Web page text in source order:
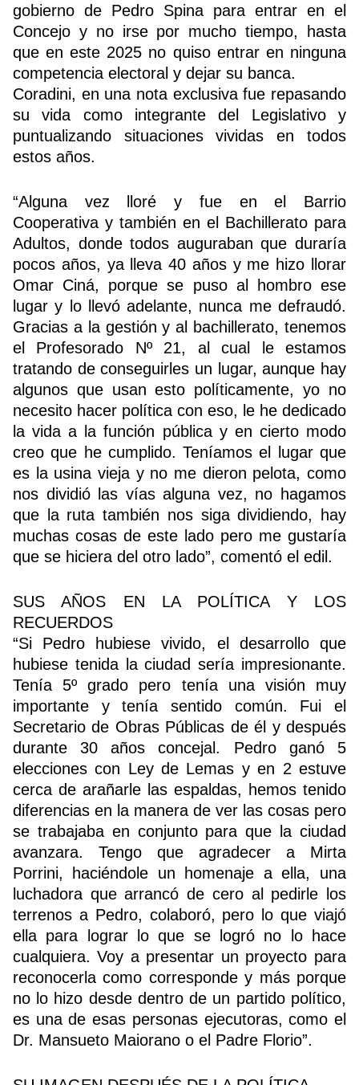
gobierno de Pedro Spina para entrar en el
Concejo y no irse por mucho tiempo, hasta
que en este 2025 no quiso entrar en ninguna
competencia electoral y dejar su banca.
Coradini, en una nota exclusiva fue repasando
su vida como integrante del Legislativo y
puntualizando situaciones vividas en todos
estos años.
“Alguna vez lloré y fue en el Barrio
Cooperativa y también en el Bachillerato para
Adultos, donde todos auguraban que duraría
pocos años, ya lleva 40 años y me hizo llorar
Omar Ciná, porque se puso al hombro ese
lugar y lo llevó adelante, nunca me defraudó.
Gracias a la gestión y al bachillerato, tenemos
el Profesorado Nº 21, al cual le estamos
tratando de conseguirles un lugar, aunque hay
algunos que usan esto políticamente, yo no
necesito hacer política con eso, le he dedicado
la vida a la función pública y en cierto modo
creo que he cumplido. Teníamos el lugar que
es la usina vieja y no me dieron pelota, como
nos dividió las vías alguna vez, no hagamos
que la ruta también nos siga dividiendo, hay
muchas cosas de este lado pero me gustaría
que se hiciera del otro lado”, comentó el edil.
SUS AÑOS EN LA POLÍTICA Y LOS
RECUERDOS
“Si Pedro hubiese vivido, el desarrollo que
hubiese tenida la ciudad sería impresionante.
Tenía 5º grado pero tenía una visión muy
importante y tenía sentido común. Fui el
Secretario de Obras Públicas de él y después
durante 30 años concejal. Pedro ganó 5
elecciones con Ley de Lemas y en 2 estuve
cerca de arañarle las espaldas, hemos tenido
diferencias en la manera de ver las cosas pero
se trabajaba en conjunto para que la ciudad
avanzara. Tengo que agradecer a Mirta
Porrini, haciéndole un homenaje a ella, una
luchadora que arrancó de cero al pedirle los
terrenos a Pedro, colaboró, pero lo que viajó
ella para lograr lo que se logró no lo hace
cualquiera. Voy a presentar un proyecto para
reconocerla como corresponde y más porque
no lo hizo desde dentro de un partido político,
es una de esas personas ejecutoras, como el
Dr. Mansueto Maiorano o el Padre Florio”.